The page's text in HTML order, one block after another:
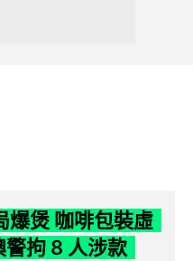
爆煲 咖啡包裝虛
拘 8 人涉款